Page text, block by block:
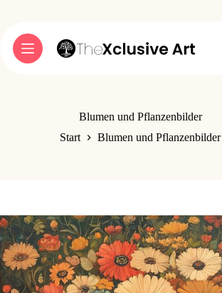
springen
Blumen und Pflanzenbilder
Start
Blumen und Pflanzenbilder